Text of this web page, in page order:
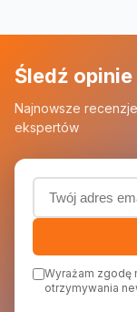
Śledź
Najnowsze
ekspertów
Adres email
Wyrażam zgodę
otrzymywania